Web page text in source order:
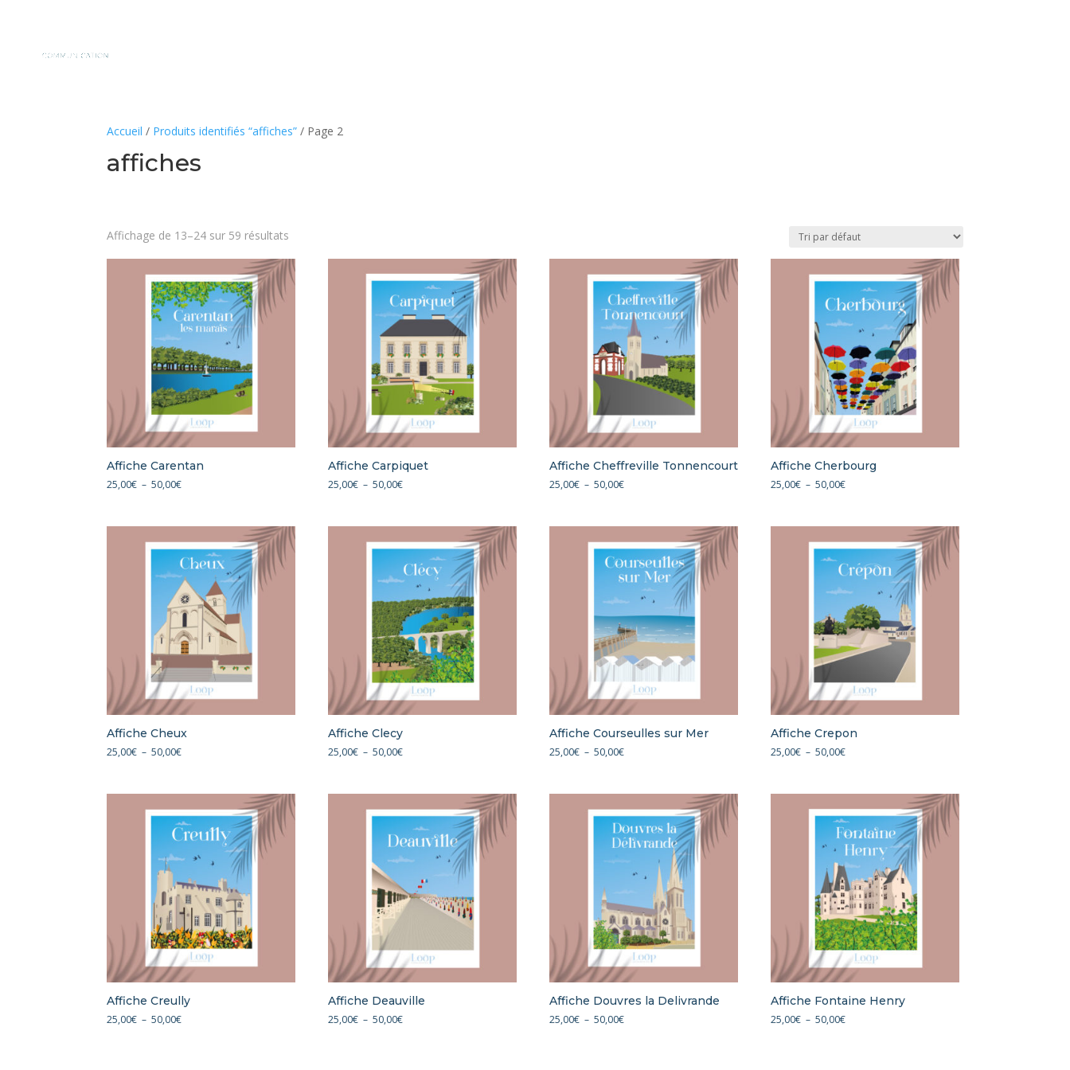
Accueil / Produits identifiés “affiches” / Page 2
affiches
Affichage de 13–24 sur 59 résultats
Affiche Carentan
25,00€ – 50,00€Plage
à
50,00€
Affiche Carpiquet
25,00€ – 50,00€Plage
à
50,00€
Affiche Cheffreville Tonnencourt
25,00€ – 50,00€Plage
à
50,00€
Affiche Cherbourg
25,00€ – 50,00€Plage
à
50,00€
Affiche Cheux
25,00€ – 50,00€Plage
à
50,00€
Affiche Clecy
25,00€ – 50,00€Plage
à
50,00€
Affiche Courseulles sur Mer
25,00€ – 50,00€Plage
à
50,00€
Affiche Crepon
25,00€ – 50,00€Plage
à
50,00€
Affiche Creully
25,00€ – 50,00€Plage
Affiche Deauville
25,00€ – 50,00€Plage
Affiche Douvres la Delivrande
25,00€ – 50,00€Plage
Affiche Fontaine Henry
25,00€ – 50,00€Plage